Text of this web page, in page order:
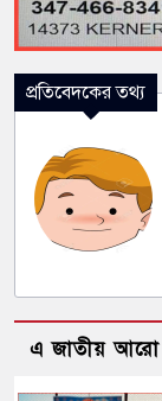
প্রতিবেদকের তথ্য
এ জাতীয়